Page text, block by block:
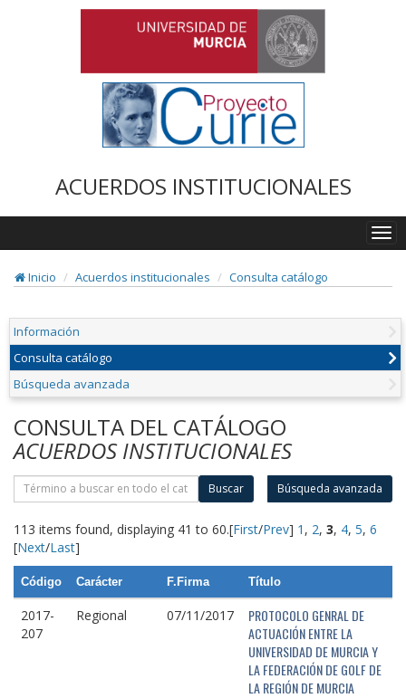
ACUERDOS INSTITUCIONALES
Inicio
Acuerdos institucionales Consulta catálogo
Información
Consulta catálogo
Búsqueda avanzada
CONSULTA DEL CATÁLOGO
ACUERDOS INSTITUCIONALES
Buscar Búsqueda avanzada
113 items found, displaying 41 to 60.[First/Prev] 1 , 2, 3, 4, 5, 6
[Next/Last]
Código Carácter F.Firma Título
2017-
207
Regional 07/11/2017
PROTOCOLO GENRAL DE
ACTUACIÓN ENTRE LA
UNIVERSIDAD DE MURCIA Y
LA FEDERACIÓN DE GOLF DE
LA REGIÓN DE MURCIA